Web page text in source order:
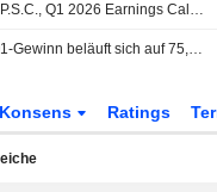
Gulf International Services Q.P.S.C., Q1 2026 Earnings Call, May 03, 2026
Gulf International Services: Q1-Gewinn beläuft sich auf 75,6 Millionen Rial
Konsens Ratings